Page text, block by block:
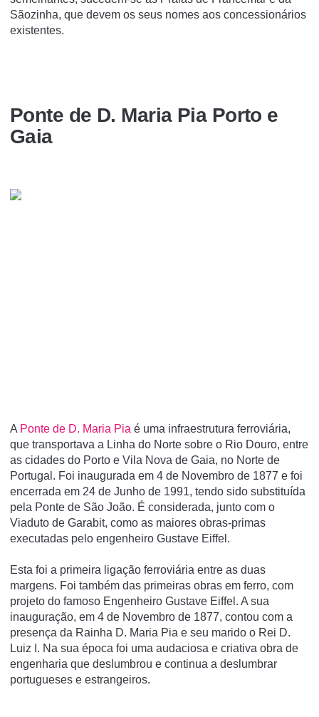
Sãozinha, que devem os seus nomes aos concessionários
existentes.
Ponte de D. Maria Pia Porto e
Gaia
A Ponte de D. Maria Pia é uma infraestrutura ferroviária,
que transportava a Linha do Norte sobre o Rio Douro, entre
as cidades do Porto e Vila Nova de Gaia, no Norte de
Portugal. Foi inaugurada em 4 de Novembro de 1877 e foi
encerrada em 24 de Junho de 1991, tendo sido substituí­da
pela Ponte de São João. É considerada, junto com o
Viaduto de Garabit, como as maiores obras-primas
executadas pelo engenheiro Gustave Eiffel.
Esta foi a primeira ligação ferroviária entre as duas
margens. Foi também das primeiras obras em ferro, com
projeto do famoso Engenheiro Gustave Eiffel. A sua
inauguração, em 4 de Novembro de 1877, contou com a
presença da Rainha D. Maria Pia e seu marido o Rei D.
Luiz I. Na sua época foi uma audaciosa e criativa obra de
engenharia que deslumbrou e continua a deslumbrar
portugueses e estrangeiros.